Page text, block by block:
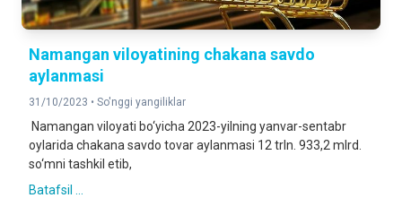
Namangan viloyatining chakana savdo
aylanmasi
31/10/2023 • So'nggi yangiliklar
Namangan viloyati bo‘yicha 2023-yilning yanvar-sentabr
oylarida chakana savdo tovar aylanmasi 12 trln. 933,2 mlrd.
so‘mni tashkil etib,
Batafsil ...